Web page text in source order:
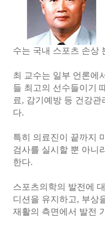
수는 국내 스포츠 손상
최 교수는 일부 언론에
들 최고의 선수들이기
료, 감기예방 등 건강
다.
특히 의료진이 끝까지
검사를 실시할 뿐 아니
한다.
스포츠의학의 발전에
디션을 유지하고, 부상
재활의 측면에서 발전